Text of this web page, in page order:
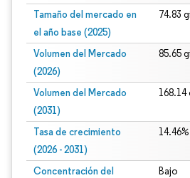
Tamaño del mercado en
el año base (2025)
74.83
Volumen del Mercado
(2026)
85.65
Volumen del Mercado
(2031)
Tasa de crecimiento
(2026 - 2031)
Concentración del
Bajo